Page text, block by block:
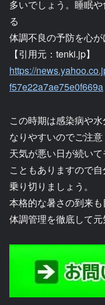
多いでしょう。睡眠
る
体調不良の予防を心が
【引用元：tenki.jp】
https://
f57e22a7ae75e0f669a
この時期は感染病や
なりやすいのでご注意
天気が悪い日が続い
こともありますので
乗り切りましょう。
本格的な暑さの到来
体調管理を徹底して元